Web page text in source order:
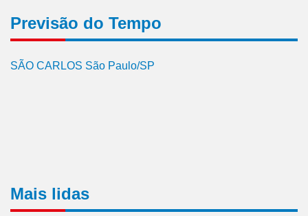
Previsão do Tempo
SÃO CARLOS São Paulo/SP
Mais lidas